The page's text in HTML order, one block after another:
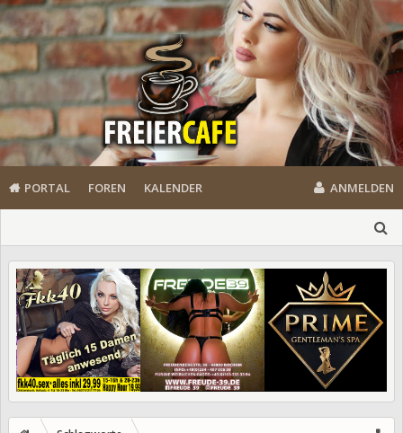
PORTAL FOREN KALENDER ANMELDEN